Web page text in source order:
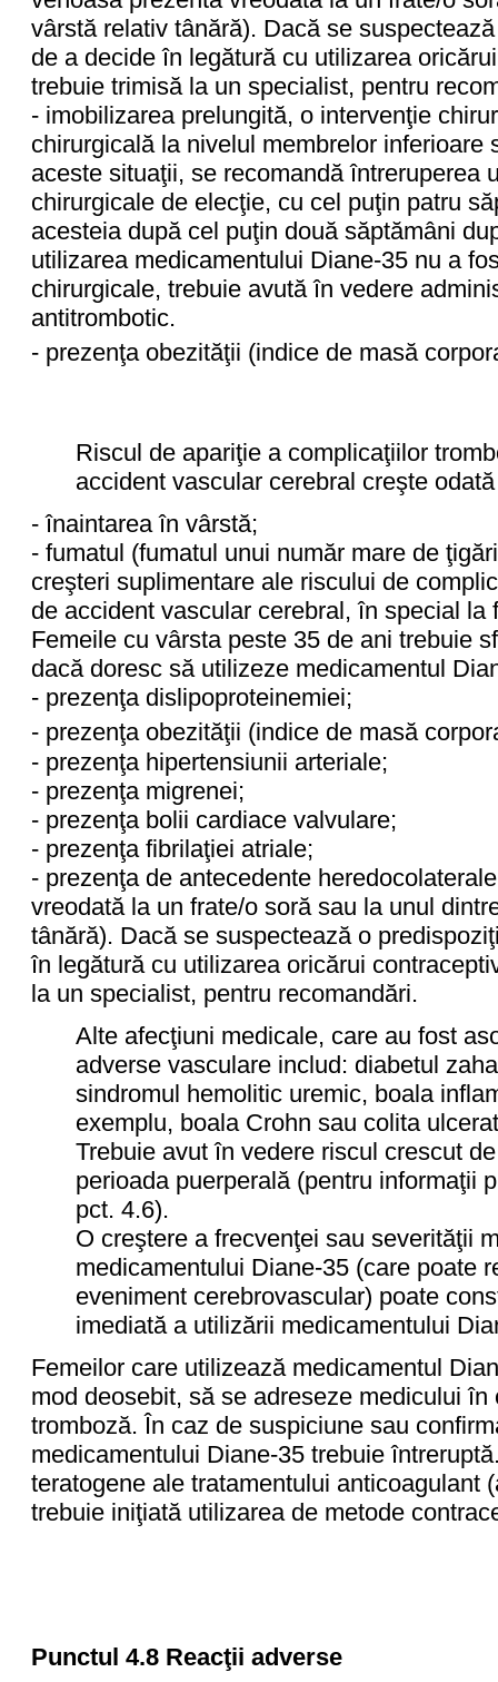
vârstă relativ tânără). Dacă se
de a decide în legătură cu utilizarea
trebuie trimisă la un specialist, pentru
- imobilizarea prelungită, o intervenţie
chirurgicală la nivelul membrelor inferioare
aceste situaţii, se recomandă întreruperea
chirurgicale de elecţie, cu cel puţin patru
acesteia după cel puţin două săptămâni
utilizarea medicamentului Diane-35 nu a
chirurgicale, trebuie avută în vedere
antitrombotic.
- prezenţa obezităţii (indice de masă
Riscul de apariţie a complicaţiilor
accident vascular cerebral creşte
- înaintarea în vârstă;
- fumatul (fumatul unui număr mare de
creşteri suplimentare ale riscului de
de accident vascular cerebral, în special
Femeile cu vârsta peste 35 de ani trebuie
dacă doresc să utilizeze medicamentul
- prezenţa dislipoproteinemiei;
- prezenţa obezităţii (indice de masă
- prezenţa hipertensiunii arteriale;
- prezenţa migrenei;
- prezenţa bolii cardiace valvulare;
- prezenţa fibrilaţiei atriale;
- prezenţa de antecedente
vreodată la un frate/o soră sau la unul
tânără). Dacă se suspectează o
în legătură cu utilizarea oricărui
la un specialist, pentru recomandări.
Alte afecţiuni medicale, care au fost
adverse vasculare includ: diabetul
sindromul hemolitic uremic, boala
exemplu, boala Crohn sau colita
Trebuie avut în vedere riscul crescut
perioada puerperală (pentru informaţii
pct. 4.6).
O creştere a frecvenţei sau severităţii
medicamentului Diane-35 (care poate
eveniment cerebrovascular) poate
imediată a utilizării medicamentului
Femeilor care utilizează medicamentul
mod deosebit, să se adreseze medicului
tromboză. În caz de suspiciune sau
medicamentului Diane-35 trebuie
teratogene ale tratamentului anticoagulant
trebuie iniţiată utilizarea de metode
Punctul 4.8 Reacţii adverse